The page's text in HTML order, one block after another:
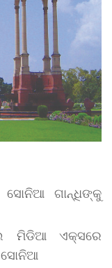
ଗାନ୍ଧିଙ୍କୁ
ମିଡିଆ ଏକ୍ସରେ